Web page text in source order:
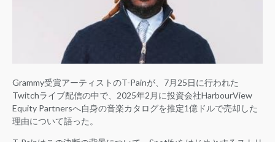
Grammy受賞アーティストのT-Painが、7月25日に行われた
Twitchライブ配信の中で、2025年2月に投資会社HarbourView
Equity Partnersへ自身の音楽カタログを推定1億ドルで売却した
理由について語った。